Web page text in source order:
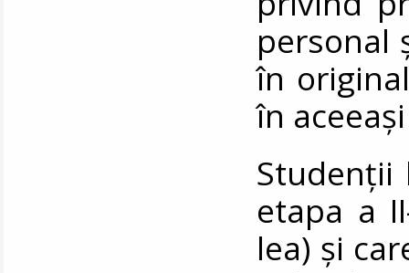
personal
în
în
Studenții
etapa a
lea) și